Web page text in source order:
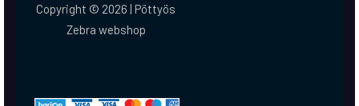
Copyright © 2026 | Pöttyös
Zebra webshop